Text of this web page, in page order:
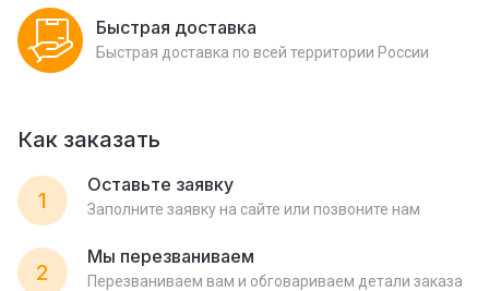
Быстрая доставка
Быстрая доставка по всей территории России
Как заказать
1
Оставьте заявку
Заполните заявку на сайте или позвоните нам
2
Мы перезваниваем
Перезваниваем вам и обговариваем детали заказа